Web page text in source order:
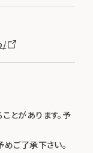
とがあります。予
ご了承下さい。